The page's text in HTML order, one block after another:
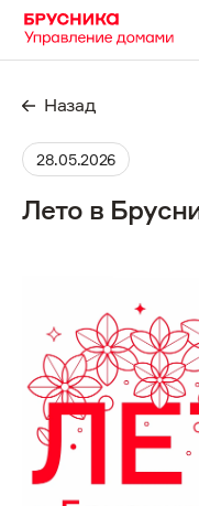
Назад
28.05.2026
Лето в